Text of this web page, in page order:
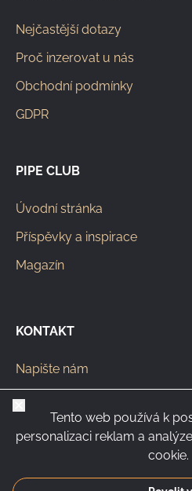
Nejčastější dotazy
Proč inzerovat u nás
Obchodní podmínky
GDPR
PIPE CLUB
Úvodní stránka
Příspěvky a inspirace
Magazín
KONTAKT
Napište nám
info@pipeclub.eu
+420 603 449 602
Tento web používá k
personalizaci reklam a
cookie.